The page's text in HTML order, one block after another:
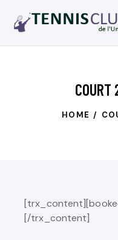
COURT
HOME
[/trx_content]